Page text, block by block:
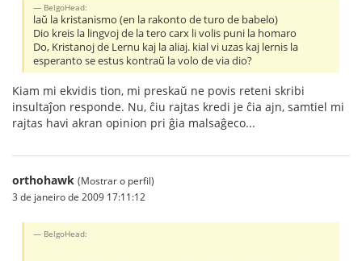
BelgoHead:
laŭ la kristanismo (en la rakonto de turo de babelo)
Dio kreis la lingvoj de la tero carx li volis puni la homaro
Do, Kristanoj de Lernu kaj la aliaj. kial vi uzas kaj lernis la
esperanto se estus kontraŭ la volo de via dio?
Kiam mi ekvidis tion, mi preskaŭ ne povis reteni skribi
insultaĵon responde. Nu, ĉiu rajtas kredi je ĉia ajn, samtiel mi
rajtas havi akran opinion pri ĝia malsaĝeco...
orthohawk (Mostrar o perfil)
3 de janeiro de 2009 17:11:12
BelgoHead: